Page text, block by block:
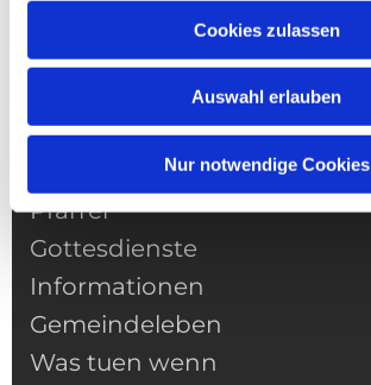
Cookies zulassen
Auswahl erlauben
Nur notwendige Cookies
NAVIGATION
Pfarrei
Gottesdienste
Informationen
Gemeindeleben
Was tuen wenn